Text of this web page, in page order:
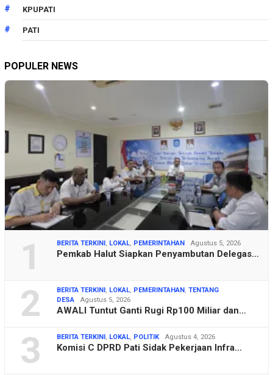
KPUPATI
PATI
POPULER NEWS
1 BERITA TERKINI , LOKAL, PEMERINTAHAN Agustus 5, 2026
Pemkab Halut Siapkan Penyambutan Delegas…
2 BERITA TERKINI , LOKAL, PEMERINTAHAN , TENTANG
DESA
Agustus 5, 2026
AWALI Tuntut Ganti Rugi Rp100 Miliar dan…
3 BERITA TERKINI , LOKAL, POLITIK Agustus 4, 2026
Komisi C DPRD Pati Sidak Pekerjaan Infra…